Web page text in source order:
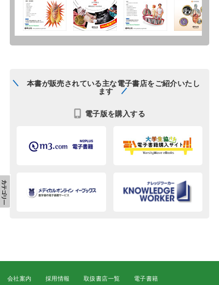
本書が販売されている主な電子書店をご紹介いたし
ます
電子版を購入する
会社案内 採用情報 取扱書店一覧 電子書籍